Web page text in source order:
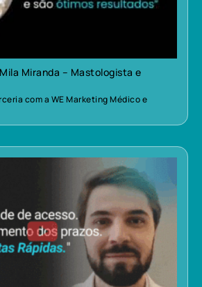
Miranda – Mastologista e
com a WE Marketing Médico e